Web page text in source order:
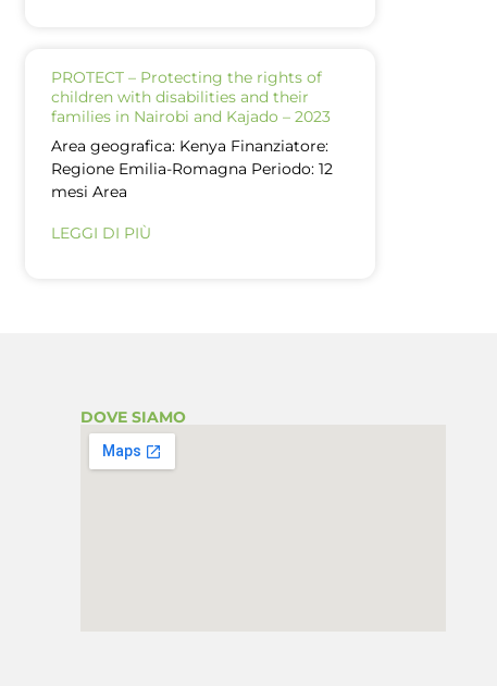
PROTECT – Protecting the rights of
children with disabilities and their
families in Nairobi and Kajado – 2023
Area geografica: Kenya Finanziatore:
Regione Emilia-Romagna Periodo: 12
mesi Area
LEGGI DI PIÙ
DOVE SIAMO